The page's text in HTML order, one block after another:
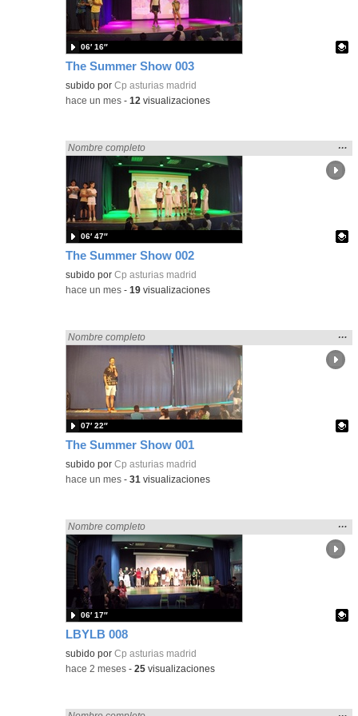
The Summer Show 003
Contenido educativo.
subido porCp asturias madrid
06′ 16″
-hace un mes -12 visualizaciones
The Summer Show 002
Encontrado «Asturias» en:
Nombre completo
la
…
Contenido educativo.
subido porCp asturias madrid
06′ 47″
-hace un mes -19 visualizaciones
The Summer Show 001
Encontrado «Asturias» en:
Nombre completo
la
…
Contenido educativo.
subido porCp asturias madrid
07′ 22″
-hace un mes -31 visualizaciones
LBYLB 008
Encontrado «Asturias» en:
Nombre completo
la
…
Contenido educativo.
subido porCp asturias madrid
06′ 17″
-hace 2 meses -25 visualizaciones
…